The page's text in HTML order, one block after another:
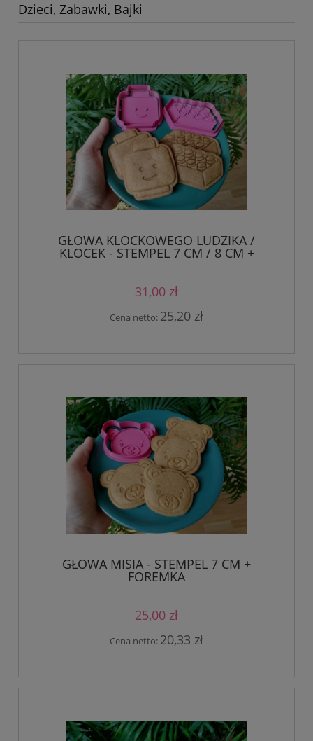
Dzieci, Zabawki, Bajki
GŁOWA KLOCKOWEGO LUDZIKA /
KLOCEK - STEMPEL 7 CM / 8 CM +
31,00 zł
Cena netto: 25,20 zł
GŁOWA MISIA - STEMPEL 7 CM +
FOREMKA
25,00 zł
Cena netto: 20,33 zł